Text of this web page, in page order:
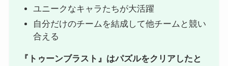
ユニークなキャラたちが大活躍
自分だけのチームを結成して他チームと競い
合える
『トゥーンブラスト』はパズルをクリアしたと